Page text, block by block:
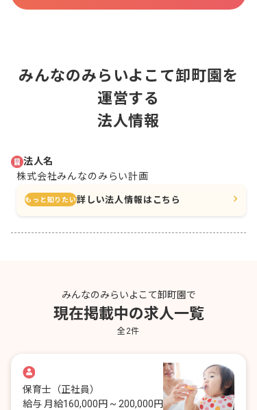
みんなのみらいよこて卸町園を
運営する
法人情報
法人名
株式会社みんなのみらい計画
もっと知りたい詳しい法人情報はこちら
みんなのみらいよこて卸町園で
現在掲載中の求人一覧
全2件
保育士 （正社員）
給与 月給160,000円 ~ 200,000円